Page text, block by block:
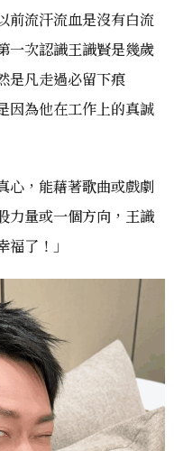
前流汗流血是沒有白流
一次認識王識賢是幾歲
是凡走過必留下痕
因為他在工作上的真誠
心，能藉著歌曲或戲劇
力量或一個方向，王識
了！」